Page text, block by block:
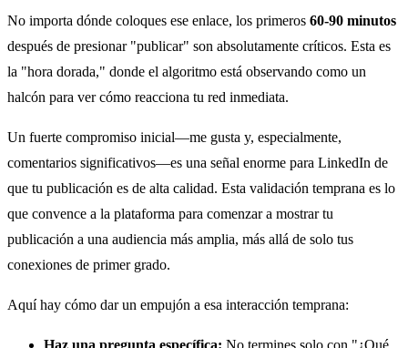
No importa dónde coloques ese enlace, los primeros 60-90 minutos
después de presionar "publicar" son absolutamente críticos. Esta es
la "hora dorada," donde el algoritmo está observando como un
halcón para ver cómo reacciona tu red inmediata.
Un fuerte compromiso inicial—me gusta y, especialmente,
comentarios significativos—es una señal enorme para LinkedIn de
que tu publicación es de alta calidad. Esta validación temprana es lo
que convence a la plataforma para comenzar a mostrar tu
publicación a una audiencia más amplia, más allá de solo tus
conexiones de primer grado.
Aquí hay cómo dar un empujón a esa interacción temprana: